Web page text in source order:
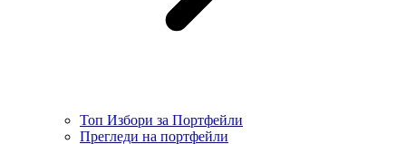
Топ Избори за Портфейли
Прегледи на портфейли